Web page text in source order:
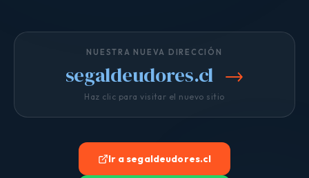
NUESTRA NUEVA DIRECCIÓN
segaldeudores.cl →
Haz clic para visitar el nuevo sitio
Ir a segaldeudores.cl